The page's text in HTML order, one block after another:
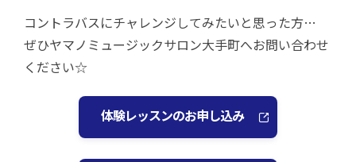
コントラバスにチャレンジしてみたいと思った方…
ぜひヤマノミュージックサロン大手町へお問い合わせ
ください☆
体験レッスンのお申し込み